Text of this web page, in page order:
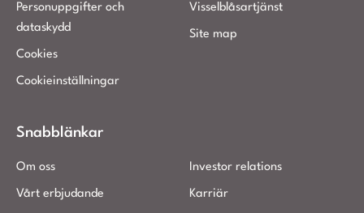
Personuppgifter och
dataskydd
Cookies
Cookieinställningar
Visselblåsartjänst
Site map
Snabblänkar
Om oss
Vårt erbjudande
Investor relations
Karriär